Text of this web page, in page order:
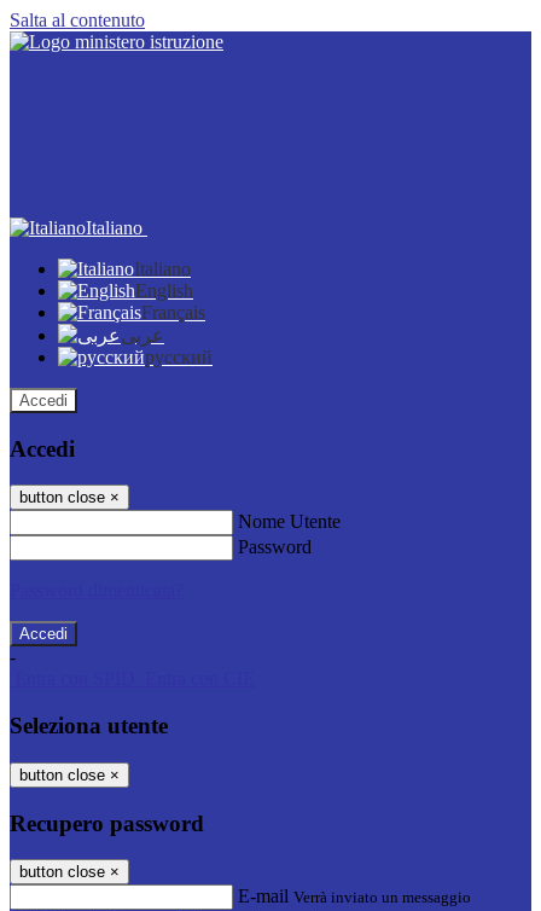
Salta al contenuto
Italiano
Italiano
English
Français
عربى
русский
Accedi
Accedi
button close ×
Nome Utente
Password
-
Seleziona utente
button close ×
Recupero password
button close ×
E-mail Verrà inviato un messaggio